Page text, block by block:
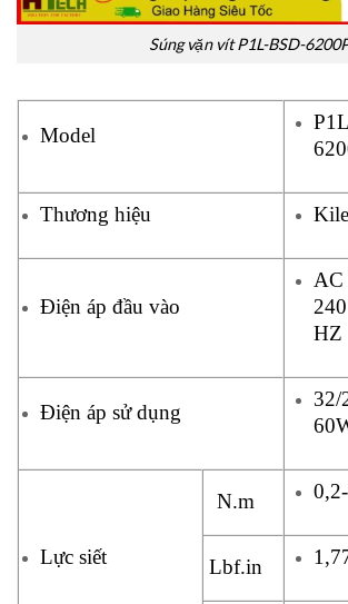
Súng vặn vít P1L-BSD-
Model
Thương hiệu
Điện áp đầu vào
AC
HZ
Điện áp sử dụng
32/
Lực siết
N.m
Lbf.in